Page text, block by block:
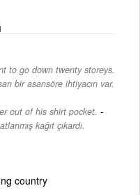
to go down twenty storeys.
bir asansöre ihtiyacın var.
out of his shirt pocket. -
kağıt çıkardı.
country